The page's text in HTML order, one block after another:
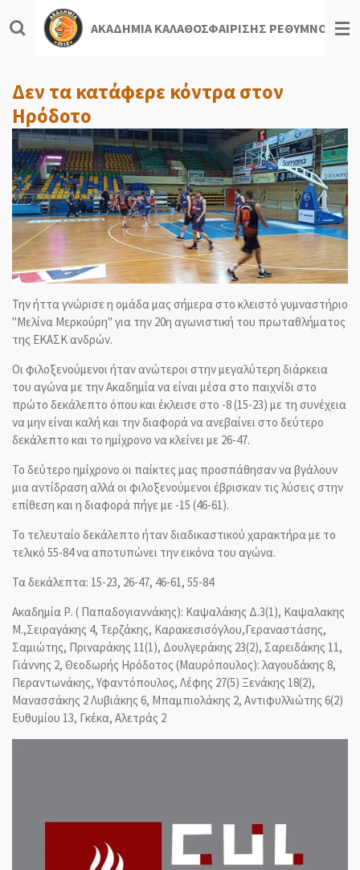
to
ΑΚΑΔΗΜΙΑ ΚΑΛΑΘΟΣΦΑΙΡΙΣΗΣ ΡΕΘΥΜΝΟΥ
Δεν τα κατάφερε κόντρα στον
Ηρόδοτο
Την ήττα γνώρισε η ομάδα μας σήμερα στο κλειστό γυμναστήριο
"Μελίνα Μερκούρη" για την 20η αγωνιστική του πρωταθλήματος
της ΕΚΑΣΚ ανδρών.
Οι φιλοξενούμενοι ήταν ανώτεροι στην μεγαλύτερη διάρκεια
του αγώνα με την Ακαδημία να είναι μέσα στο παιχνίδι στο
πρώτο δεκάλεπτο όπου και έκλεισε στο -8 (15-23) με τη συνέχεια
να μην είναι καλή και την διαφορά να ανεβαίνει στο δεύτερο
δεκάλεπτο και το ημίχρονο να κλείνει με 26-47.
Το δεύτερο ημίχρονο οι παίκτες μας προσπάθησαν να βγάλουν
μια αντίδραση αλλά οι φιλοξενούμενοι έβρισκαν τις λύσεις στην
επίθεση και η διαφορά πήγε με -15 (46-61).
Το τελευταίο δεκάλεπτο ήταν διαδικαστικού χαρακτήρα με το
τελικό 55-84 να αποτυπώνει την εικόνα του αγώνα.
Τα δεκάλεπτα: 15-23, 26-47, 46-61, 55-84
Ακαδημία Ρ. ( Παπαδογιαννάκης): Καψαλάκης Δ.3(1), Καψαλακης
Μ.,Σειραγάκης 4, Τερζάκης, Καρακεσισόγλου,Γεραναστάσης,
Σαμιώτης, Πριναράκης 11(1), Δουλγεράκης 23(2), Σαρειδάκης 11,
Γιάννης 2, Θεοδωρής Ηρόδοτος (Μαυρόπουλος): λαγουδάκης 8,
Περαντωνάκης, Υφαντόπουλος, Λέφης 27(5) Ξενάκης 18(2),
Μανασσάκης 2 Λυβιάκης 6, Μπαμπιολάκης 2, Αντιφυλλιώτης 6(2)
Ευθυμίου 13, Γκέκα, Αλετράς 2